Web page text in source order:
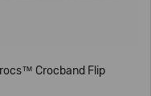
Crocband Flip